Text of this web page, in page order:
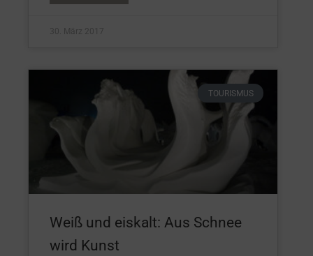
30. März 2017
TOURISMUS
Weiß und eiskalt: Aus Schnee
wird Kunst